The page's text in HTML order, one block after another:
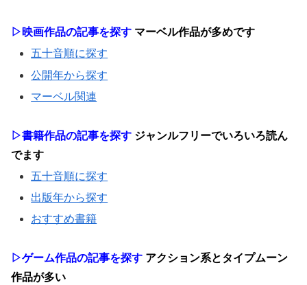
▷映画作品の記事を探す マーベル作品が多めです
五十音順に探す
公開年から探す
マーベル関連
▷書籍作品の記事を探す ジャンルフリーでいろいろ読ん
でます
五十音順に探す
出版年から探す
おすすめ書籍
▷ゲーム作品の記事を探す アクション系とタイプムーン
作品が多い